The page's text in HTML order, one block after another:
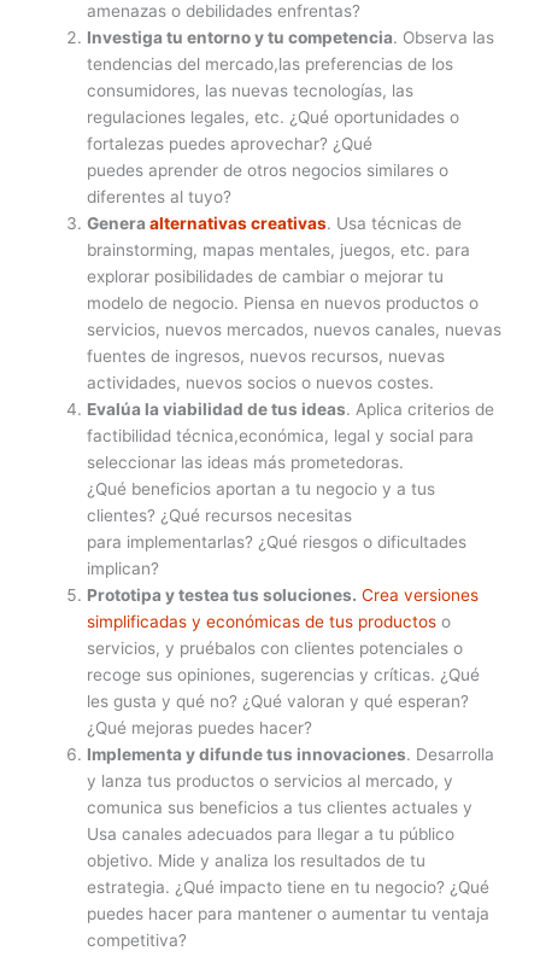
amenazas o debilidades enfrentas?
Investiga tu entorno y tu competencia. Observa las
tendencias del mercado,las preferencias de los
consumidores, las nuevas tecnologías, las
regulaciones legales, etc. ¿Qué oportunidades o
fortalezas puedes aprovechar? ¿Qué
puedes aprender de otros negocios similares o
diferentes al tuyo?
Generaalternativas creativas. Usa técnicas de
brainstorming, mapas mentales, juegos, etc. para
explorar posibilidades de cambiar o mejorar tu
modelo de negocio. Piensa en nuevos productos o
servicios, nuevos mercados, nuevos canales, nuevas
fuentes de ingresos, nuevos recursos, nuevas
actividades, nuevos socios o nuevos costes.
Evalúa la viabilidad de tus ideas. Aplica criterios de
factibilidad técnica,económica, legal y social para
seleccionar las ideas más prometedoras.
¿Qué beneficios aportan a tu negocio y a tus
clientes? ¿Qué recursos necesitas
para implementarlas? ¿Qué riesgos o dificultades
implican?
Prototipa y testea tus soluciones. Crea versiones
simplificadas y económicas de tus productos o
servicios, y pruébalos con clientes potenciales o
recoge sus opiniones, sugerencias y críticas. ¿Qué
les gusta y qué no? ¿Qué valoran y qué esperan?
¿Qué mejoras puedes hacer?
Implementa y difunde tus innovaciones. Desarrolla
y lanza tus productos o servicios al mercado, y
comunica sus beneficios a tus clientes actuales y
Usa canales adecuados para llegar a tu público
objetivo. Mide y analiza los resultados de tu
estrategia. ¿Qué impacto tiene en tu negocio? ¿Qué
puedes hacer para mantener o aumentar tu ventaja
competitiva?